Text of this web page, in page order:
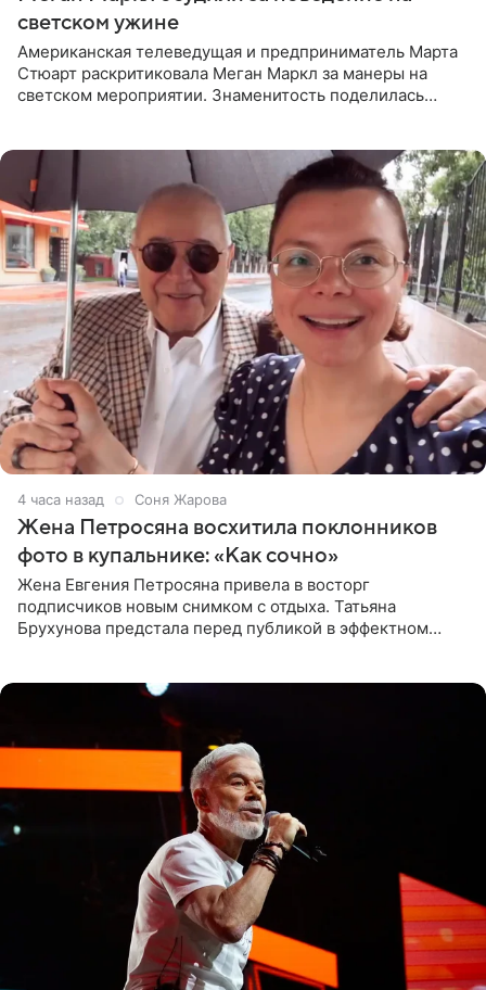
светском ужине
Американская телеведущая и предприниматель Марта
Стюарт раскритиковала Меган Маркл за манеры на
светском мероприятии. Знаменитость поделилась
4 часа назад Соня Жарова
Жена Петросяна восхитила поклонников
фото в купальнике: «Как сочно»
Жена Евгения Петросяна привела в восторг
подписчиков новым снимком с отдыха. Татьяна
Брухунова предстала перед публикой в эффектном